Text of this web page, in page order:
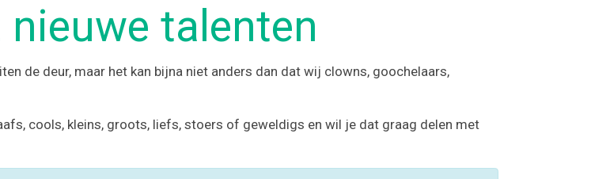
talenten
de deur, maar het kan bijna niet anders dan dat wij clowns, goochelaars,
cools, kleins, groots, liefs, stoers of geweldigs en wil je dat graag delen met